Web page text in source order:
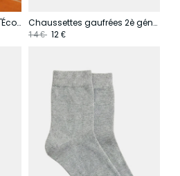
Chaussettes côtelées Fil d'Écosse
Chaussettes gaufrées 2è génération
14 € 12 €